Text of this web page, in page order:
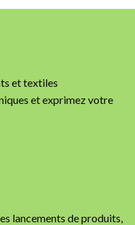
et textiles
et exprimez votre
lancements de produits,